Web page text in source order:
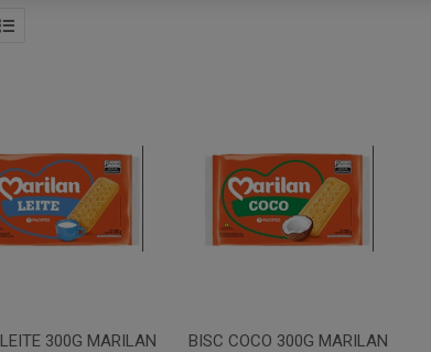
300G MARILAN BISC COCO 300G MARILAN